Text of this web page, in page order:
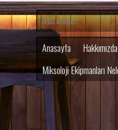
Anasayfa Hakkımızda
Miksoloji Ekipmanları